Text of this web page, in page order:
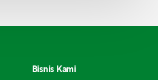
Bisnis Kami